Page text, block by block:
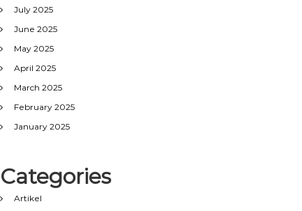
July 2025
June 2025
May 2025
April 2025
March 2025
February 2025
January 2025
Categories
Artikel